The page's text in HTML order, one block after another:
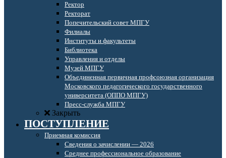
Ректор
Ректорат
Попечительский совет МПГУ
Филиалы
Институты и факультеты
Библиотека
Управления и отделы
Музей МПГУ
Объединенная первичная профсоюзная организация
Московского педагогического государственного
университета (ОППО МПГУ)
Пресс-служба МПГУ
Закрыть
ПОСТУПЛЕНИЕ
Приемная комиссия
Сведения о зачислении — 2026
Среднее профессиональное образование